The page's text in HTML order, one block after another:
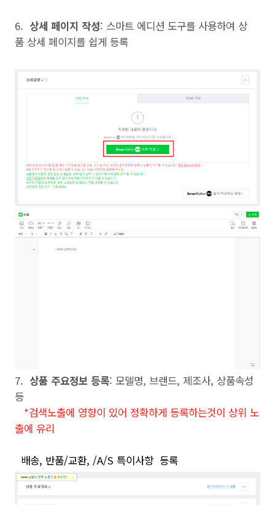
6. 상세 페이지 작성: 스마트 에디션 도구를 사용하여 상
품 상세 페이지를 쉽게 등록
7. 상품 주요정보 등록: 모델명, 브랜드, 제조사, 상품속성
등
*검색노출에 영향이 있어 정확하게 등록하는것이 상위 노
출에 유리
배송, 반품/교환, /A/S 특이사항 등록